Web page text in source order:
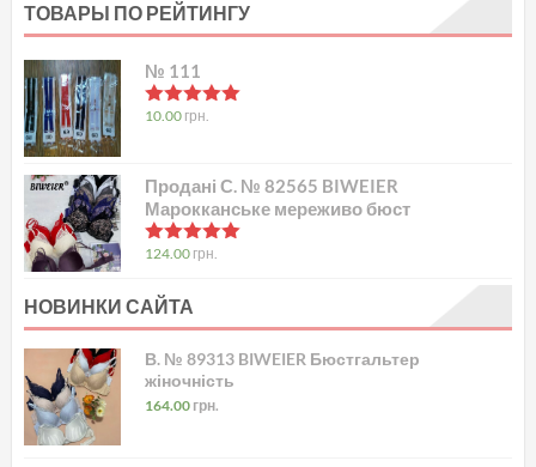
ТОВАРЫ ПО РЕЙТИНГУ
№ 111
в 5.00з 5
10.00 грн.
Продані С. № 82565 BIWEIER
Марокканське мереживо бюст
в5.00з 5
124.00 грн.
НОВИНКИ САЙТА
В. № 89313 BIWEIER Бюстгальтер
жіночність
164.00 грн.